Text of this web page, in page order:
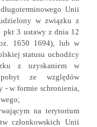
Unii
w związku z
pkt 3 ustawy z dnia 12
1650 1694), lub w
statusu uchodźcy
z uzyskaniem w
ze względów
- w formie schronienia,
na terytorium
członkowskich Unii